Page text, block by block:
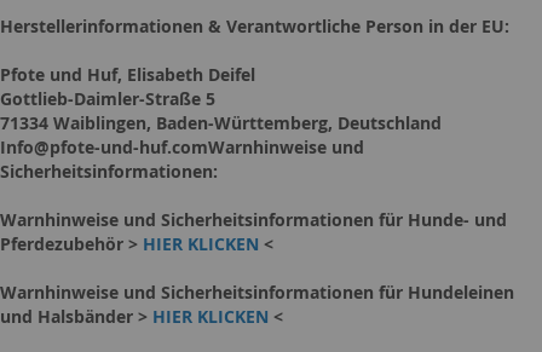
Herstellerinformationen & Verantwortliche Person in der EU:
Pfote und Huf, Elisabeth Deifel
Gottlieb-Daimler-Straße 5
71334 Waiblingen, Baden-Württemberg, Deutschland
Info@pfote-und-huf.comWarnhinweise und
Sicherheitsinformationen:
Warnhinweise und Sicherheitsinformationen für Hunde- und
Pferdezubehör > HIER KLICKEN <
Warnhinweise und Sicherheitsinformationen für Hundeleinen
und Halsbänder > HIER KLICKEN <